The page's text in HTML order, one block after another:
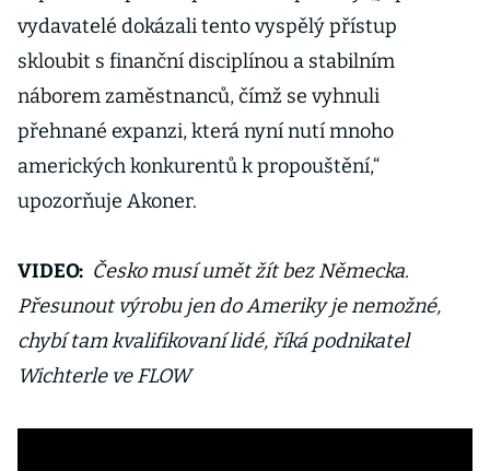
vydavatelé dokázali tento vyspělý přístup
skloubit s finanční disciplínou a stabilním
náborem zaměstnanců, čímž se vyhnuli
přehnané expanzi, která nyní nutí mnoho
amerických konkurentů k propouštění,“
upozorňuje Akoner.
VIDEO: Česko musí umět žít bez Německa.
Přesunout výrobu jen do Ameriky je nemožné,
chybí tam kvalifikovaní lidé, říká podnikatel
Wichterle ve FLOW